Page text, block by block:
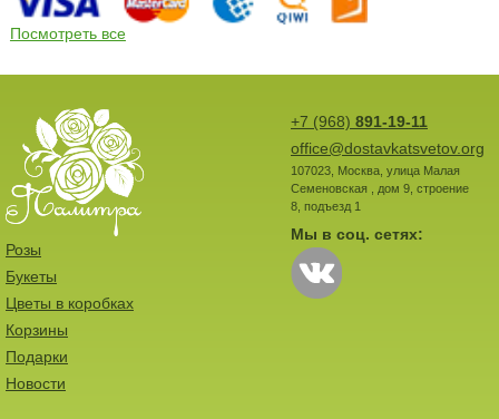
Посмотреть все
+7 (968) 891-19-11
office@dostavkatsvetov.org
107023, Москва, улица Малая
Семеновская , дом 9, строение
8, подъезд 1
Мы в соц. сетях:
Розы
Букеты
Цветы в коробках
Корзины
Подарки
Новости